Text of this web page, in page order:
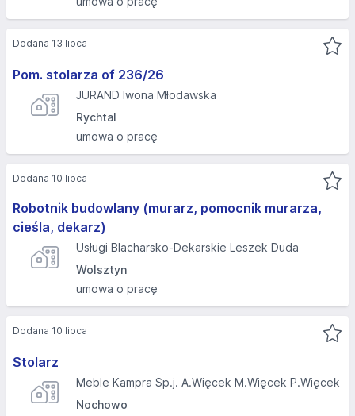
Pom. stolarza of 236/26
JURAND Iwona Młodawska
Rychtal
umowa o pracę
Dodana 13 lipca
Robotnik budowlany (murarz, pomocnik murarza,
cieśla, dekarz)
Usługi Blacharsko-Dekarskie Leszek Duda
Wolsztyn
umowa o pracę
Dodana 10 lipca
Stolarz
Meble Kampra Sp.j. A.Więcek M.Więcek P.Więcek
Nochowo
Dodana 10 lipca